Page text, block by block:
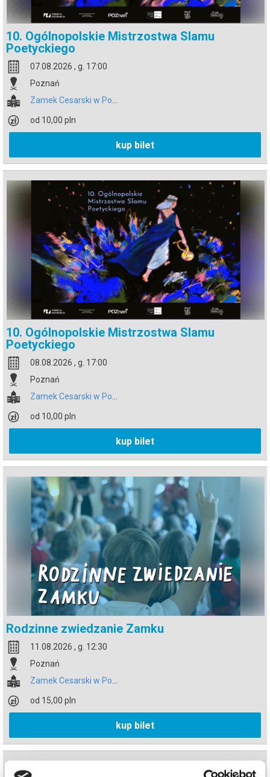
10. Ogólnopolskie Mistrzostwa Slamu
Poetyckiego
07.08.2026 , g. 17:00
Poznań
od 10,00 pln
kup bilet
10. Ogólnopolskie Mistrzostwa Slamu
Poetyckiego
08.08.2026 , g. 17:00
Poznań
od 10,00 pln
kup bilet
Rodzinne zwiedzanie Zamku
11.08.2026 , g. 12:30
Poznań
od 15,00 pln
kup bilet